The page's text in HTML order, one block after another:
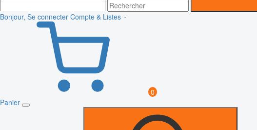
Bonjour, Se connecter Compte & Listes
0
Panier